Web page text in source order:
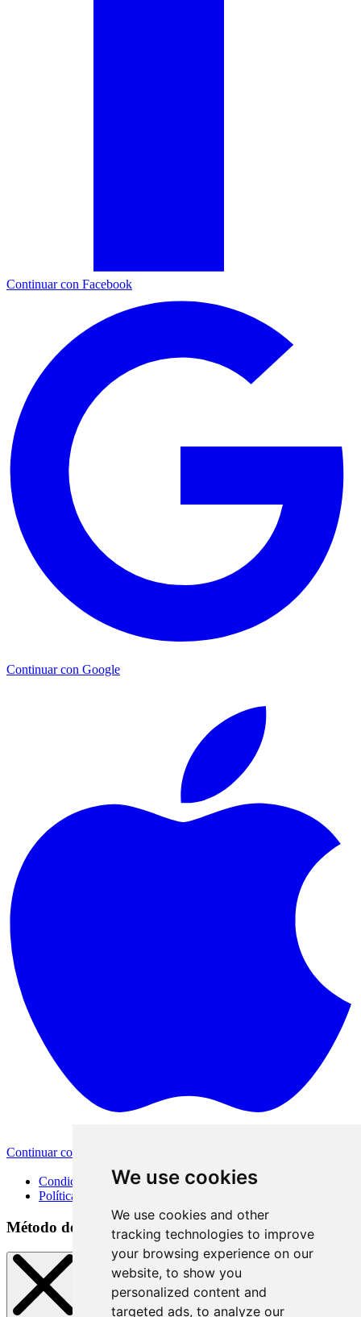
We use cookies
We use cookies and other
tracking technologies to improve
your browsing experience on our
website, to show you
personalized content and
targeted ads, to analyze our
Continuar con Facebook
Continuar con Google
Continuar con Apple
Condiciones de uso
Política de privacidad
Método de inicio de sesión